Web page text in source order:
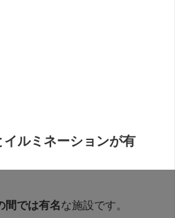
イルミネーションが有
間では有名な施設です。